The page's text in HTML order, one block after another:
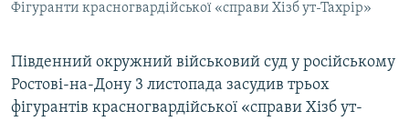
ІНФОГРАФІКА
ДОЛУЧАЙСЯ!
Усі сайти RFE/RL
Фігуранти красногвардійської «справи Хізб ут-Тахрір»
Південний окружний військовий суд у російському
Ростові-на-Дону 3 листопада засудив трьох
фігурантів красногвардійської «справи Хізб ут-